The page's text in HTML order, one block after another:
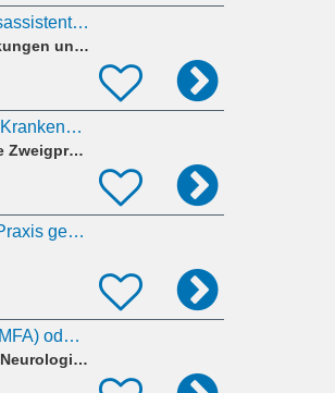
Medizinisch-technische/r Laboratoriumsassistent/in
Dr.med.Ina Wittig Praxis für Gefäßerkrankungen und Gerinnungsstörungen
MFA (m/w/d),MTRA, MTA, Arzthelfer:in, Krankenschwester, Krankenpfleger
Gemeinschaftspraxis für Anästhesiologie Zweigpraxis Leipzig
Ausgebildete MTRA für orthopädische Praxis gesucht (3 bis 4-Tage-Woche; keine Dienste) (m/w/d)
Medizinische Fachangestellte (m/w/d) (MFA) oder MTA-F (m/w/d)
Dr. med. Michael Frauenheim - Praxis für Neurologie, Psychiatrie und Psychotherapie